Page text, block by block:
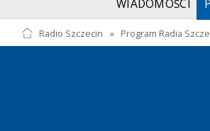
WIADOMOŚCI
Radio Szczecin » Program Radia